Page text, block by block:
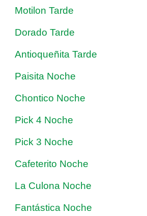
Motilon Tarde
Dorado Tarde
Antioqueñita Tarde
Paisita Noche
Chontico Noche
Pick 4 Noche
Pick 3 Noche
Cafeterito Noche
La Culona Noche
Fantástica Noche